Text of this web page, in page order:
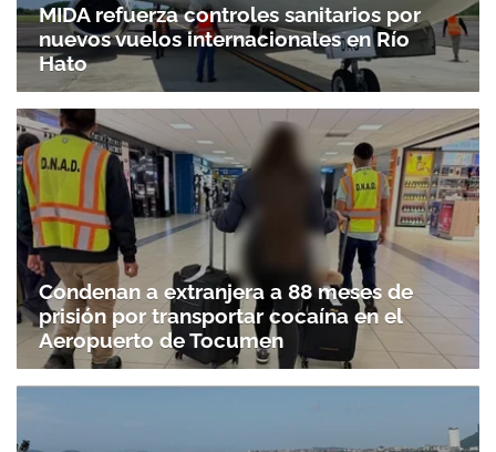
MIDA refuerza controles sanitarios por
nuevos vuelos internacionales en Río
Hato
Condenan a extranjera a 88 meses de
prisión por transportar cocaína en el
Aeropuerto de Tocumen